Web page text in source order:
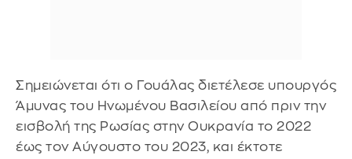
Σημειώνεται ότι ο Γουάλας διετέλεσε υπουργός
Άμυνας του Ηνωμένου Βασιλείου από πριν την
εισβολή της Ρωσίας στην Ουκρανία το 2022
έως τον Αύγουστο του 2023, και έκτοτε